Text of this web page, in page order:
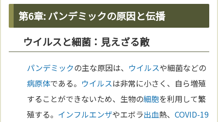
第6章: パンデミックの原因と伝播
ウイルスと細菌：見えざる敵
パンデミックの主な原因は、 ウイルスや細菌などの
病原体である。 ウイルスは非常に小さく、自ら増殖
することができないため、生物の細胞を利用して繁
殖する。 インフルエンザやエボラ出血熱、COVID-19